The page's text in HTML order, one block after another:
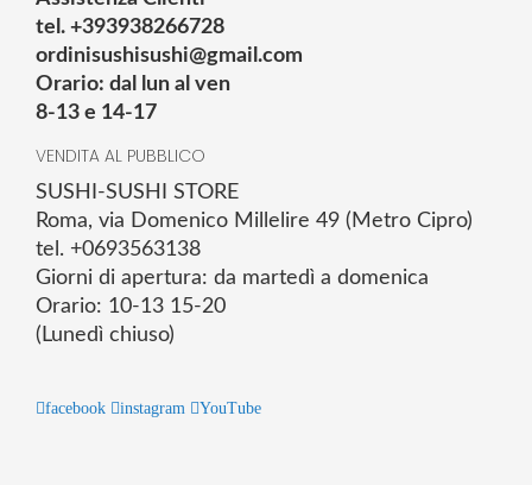
tel. +393938266728
ordinisushisushi@gmail.com
Orario: dal lun al ven
8-13 e 14-17
VENDITA AL PUBBLICO
SUSHI-SUSHI STORE
Roma, via Domenico Millelire 49 (Metro Cipro)
tel. +0693563138
Giorni di apertura: da martedì a domenica
Orario: 10-13 15-20
(Lunedì chiuso)
facebook instagram YouTube